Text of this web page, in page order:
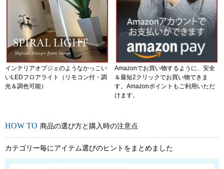
インテリアオブジェのようなかっこい
いLEDフロアライト（リモコン付・調
光＆調色可能）
Amazonでお買い物するように、安全
＆最短2クリックでお買い物できま
す。Amazonポイントもご利用いただ
けます。
商品の選び方と購入時の注意点
カテゴリー毎にアイテム選びのヒントをまとめました